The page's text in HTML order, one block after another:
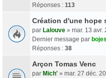
Réponses : 113
Création d'une hope
par Lalouve » mar. 13 avr.
Dernier message par
Réponses : 38
Arçon Tomas Venc
par Mich' » mar. 27 déc.